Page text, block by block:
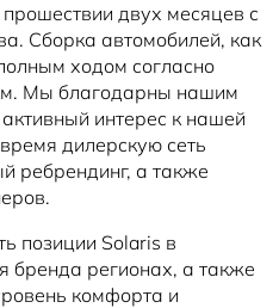
двух месяцев с
Сборка автомобилей, как
ходом согласно
Мы благодарны нашим
интерес к нашей
дилерскую сеть
ребрендинг, а также
позиции Solaris в
бренда регионах, а также
комфорта и